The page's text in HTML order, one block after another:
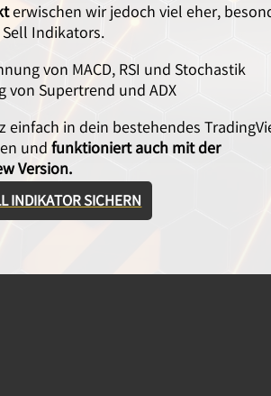
erwischen wir jedoch viel eher,
Indikators.
von MACD, RSI und Stochastik
von Supertrend und ADX
einfach in dein bestehendes
undfunktioniert auch mit der
Version.
INDIKATOR SICHERN